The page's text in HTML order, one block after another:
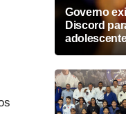
Governo
Discord